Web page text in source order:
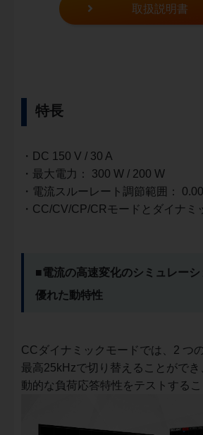
取扱説明書
特長
・DC 150 V / 30 A
・最大電力： 300 W / 200 W
・電流スルーレート調節範囲：
・CC/CV/CP/CRモードとダイナミ
■電流の高速変化のシミュレー
優れた動特性
CCダイナミックモードでは、2 つ
最高25kHzで切り替えることがで
動的な負荷応答特性をテストするこ